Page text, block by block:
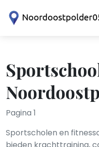
Pagina 1
Sportscholen en